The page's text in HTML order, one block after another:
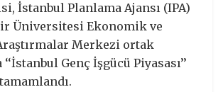
İstanbul Planlama Ajansı (IPA)
Üniversitesi Ekonomik ve
Merkezi ortak
Genç İşgücü Piyasası’’